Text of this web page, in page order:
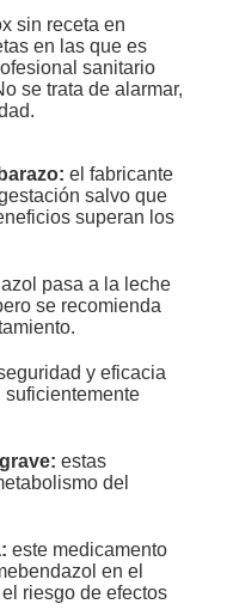
sin receta en
en las que es
sanitario
se trata de alarmar,
el fabricante
salvo que
superan los
pasa a la leche
se recomienda
y eficacia
suficientemente
estas
del
este medicamento
en el
riesgo de efectos